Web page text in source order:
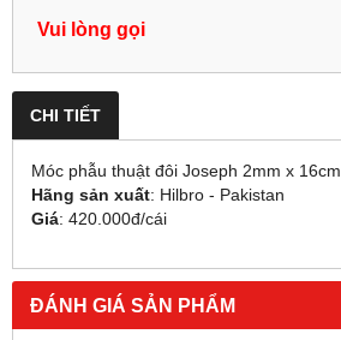
Vui lòng gọi
CHI TIẾT
Móc phẫu thuật đôi Joseph 2mm x 16cm
Hãng sản xuất: Hilbro - Pakistan
Giá: 420.000đ/cái
ĐÁNH GIÁ SẢN PHẨM